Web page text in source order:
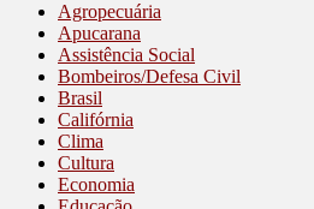
Agropecuária
Apucarana
Assistência Social
Bombeiros/Defesa Civil
Brasil
Califórnia
Clima
Cultura
Economia